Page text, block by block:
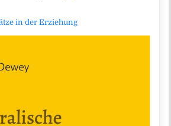
in der Erziehung